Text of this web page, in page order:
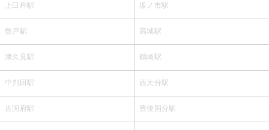
上臼杵駅 坂ノ市駅
敷戸駅 高城駅
津久見駅 鶴崎駅
中判田駅 西大分駅
古国府駅 豊後国分駅